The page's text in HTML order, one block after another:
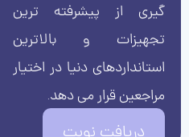
گیری از پیشرفته ترین
تجهیزات و بالاترین
استانداردهای دنیا در اختیار
مراجعین قرار می دهد.
دریافت نوبت